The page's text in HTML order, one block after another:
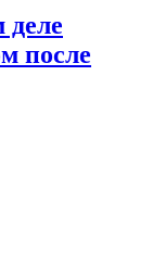
после